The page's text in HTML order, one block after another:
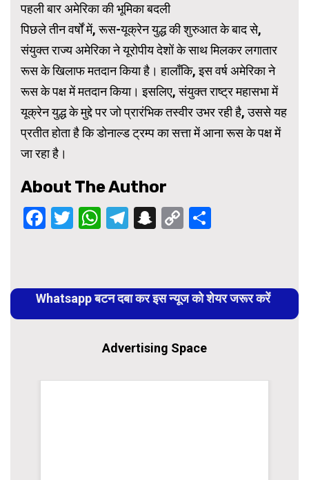
पहली बार अमेरिका की भूमिका बदली
पिछले तीन वर्षों में, रूस-यूक्रेन युद्ध की शुरुआत के बाद से,
संयुक्त राज्य अमेरिका ने यूरोपीय देशों के साथ मिलकर लगातार
रूस के खिलाफ मतदान किया है। हालाँकि, इस वर्ष अमेरिका ने
रूस के पक्ष में मतदान किया। इसलिए, संयुक्त राष्ट्र महासभा में
यूक्रेन युद्ध के मुद्दे पर जो प्रारंभिक तस्वीर उभर रही है, उससे यह
प्रतीत होता है कि डोनाल्ड ट्रम्प का सत्ता में आना रूस के पक्ष में
जा रहा है।
About The Author
Facebook
Twitter
WhatsApp
Telegram
Snapchat
Copy
Reading
Whatsapp बटन दबा कर इस न्यूज को शेयर जरूर करें
Advertising Space